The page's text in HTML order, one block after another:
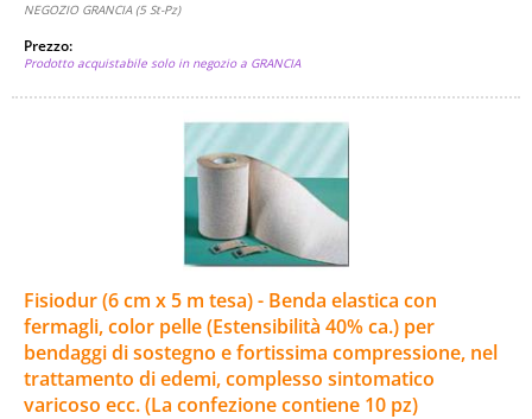
NEGOZIO GRANCIA (5 St-Pz)
Prezzo:
Prodotto acquistabile solo in negozio a GRANCIA
Fisiodur (6 cm x 5 m tesa) - Benda elastica con
fermagli, color pelle (Estensibilità 40% ca.) per
bendaggi di sostegno e fortissima compressione, nel
trattamento di edemi, complesso sintomatico
varicoso ecc. (La confezione contiene 10 pz)